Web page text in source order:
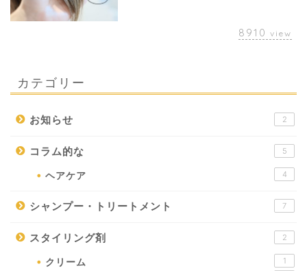
8910 view
カテゴリー
お知らせ 2
コラム的な 5
ヘアケア 4
シャンプー・トリートメント 7
スタイリング剤 2
クリーム 1